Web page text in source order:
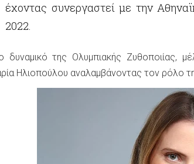
έχοντας συνεργαστεί με την
2022.
δυναμικό της Ολυμπιακής Ζυθοποιίας,
Ηλιοπούλου αναλαμβάνοντας τον ρόλο